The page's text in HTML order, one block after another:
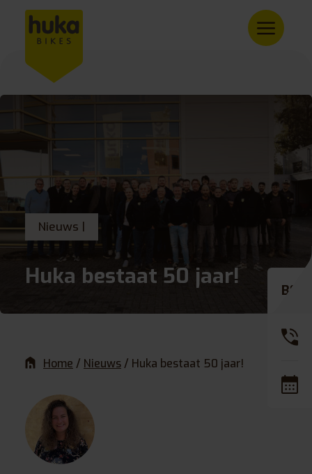
Nieuws |
Huka bestaat 50 jaar!
Home / Nieuws / Huka bestaat 50 jaar!
BE